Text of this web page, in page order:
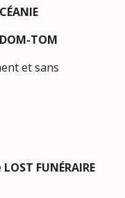
TOM
et sans
FUNÉRAIRE